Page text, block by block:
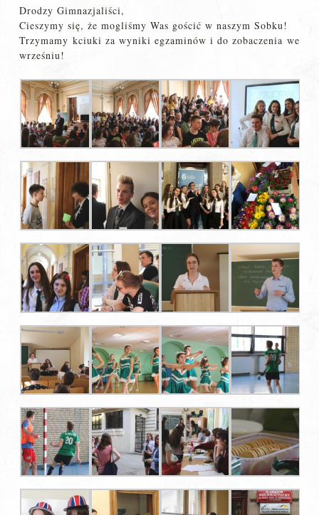
Drodzy Gimnazjaliści,
Cieszymy się, że mogliśmy Was gościć w naszym Sobku!
Trzymamy kciuki za wyniki egzaminów i do zobaczenia we
wrześniu!